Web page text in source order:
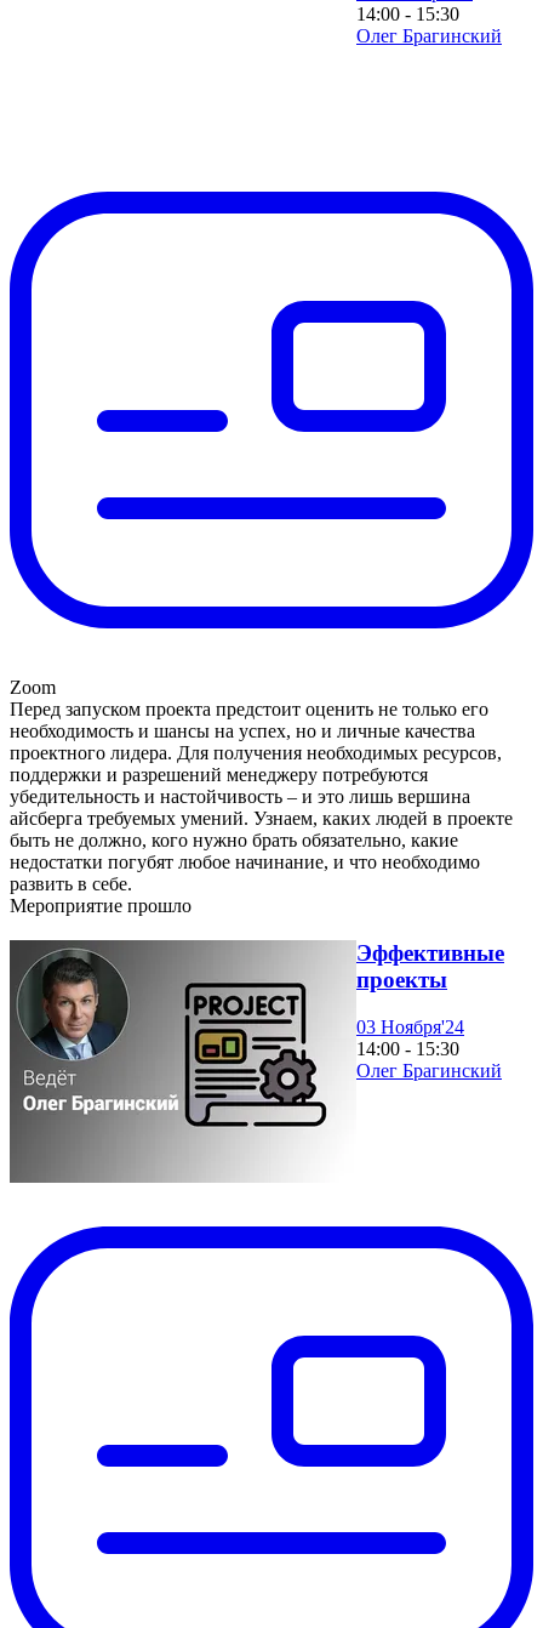
14:00 - 15:30
Олег Брагинский
Zoom
Перед запуском проекта предстоит оценить не только его
необходимость и шансы на успех, но и личные качества
проектного лидера. Для получения необходимых ресурсов,
поддержки и разрешений менеджеру потребуются
убедительность и настойчивость – и это лишь вершина
айсберга требуемых умений. Узнаем, каких людей в проекте
быть не должно, кого нужно брать обязательно, какие
недостатки погубят любое начинание, и что необходимо
развить в себе.
Мероприятие прошло
Эффективные
проекты
03 Ноября'24
14:00 - 15:30
Олег Брагинский